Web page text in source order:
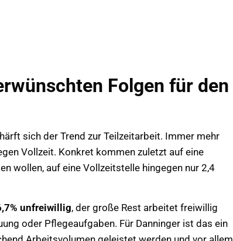
Folgen für den
sich der Trend zur Teilzeitarbeit. Immer mehr
Vollzeit. Konkret kommen zuletzt auf eine
wollen, auf eine Vollzeitstelle hingegen nur 2,4
unfreiwillig, der große Rest arbeitet freiwillig
oder Pflegeaufgaben. Für Danninger ist das ein